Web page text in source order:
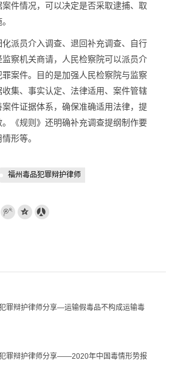
件情况，可以决定是否采取逮捕、取
派员介入调查、退回补充调查、自行
察机关商请，人民检察院可以派员介
案件。目的是加强人民检察院与监察
集、事实认定、法律适用、案件管辖
件证据体系，确保准确适用法律，提
《规则》还明确补充调查提纲制作要
形等。
福州毒品犯罪辩护律师
罪辩护律师分享—运输假毒品不构成运输毒
罪辩护律师分享——2020年中国毒情形势报